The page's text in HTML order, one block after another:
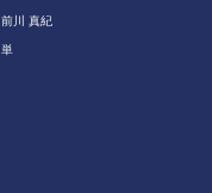
前川 真紀
単